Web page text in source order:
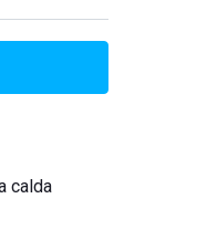
calda